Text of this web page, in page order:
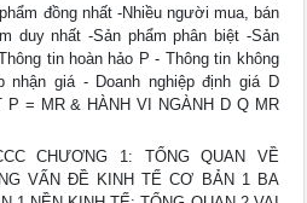
đồng nhất -Nhiều người mua, bán
duy nhất -Sản phẩm phân biệt -Sản
tin hoàn hảo P - Thông tin không
nhận giá - Doanh nghiệp định giá D
P = MR & HÀNH VI NGÀNH D Q MR
CHƯƠNG 1: TỔNG QUAN VỀ
VẤN ĐỀ KINH TẾ CƠ BẢN 1 BA